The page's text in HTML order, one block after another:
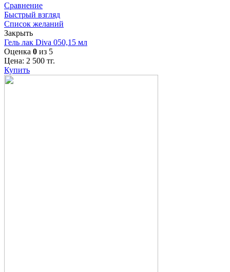
Сравнение
Быстрый взгляд
Список желаний
Закрыть
Гель лак Diva 050,15 мл
Оценка 0 из 5
Цена: 2 500 тг.
Купить